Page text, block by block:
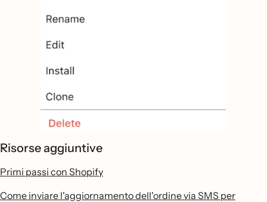
Risorse aggiuntive
Primi passi con Shopify
Come inviare l'aggiornamento dell'ordine via SMS per